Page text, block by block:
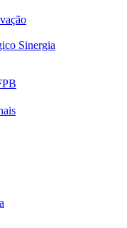
Sinergia